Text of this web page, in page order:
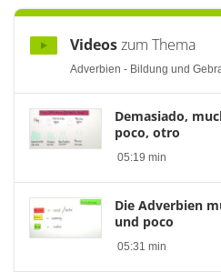
Videoszum Thema
Adverbien - Bildung und
Demasiado,
poco, otro
05:19 min
Die Adverbien
und poco
05:31 min